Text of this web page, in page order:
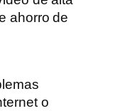
ahorro de
o